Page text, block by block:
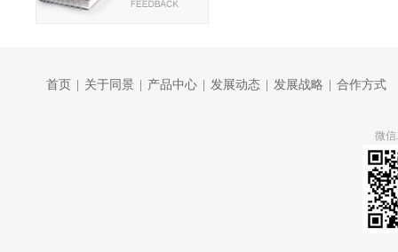
首页 关于同景 产品中心 发展动态 发展战略 合作方式
微